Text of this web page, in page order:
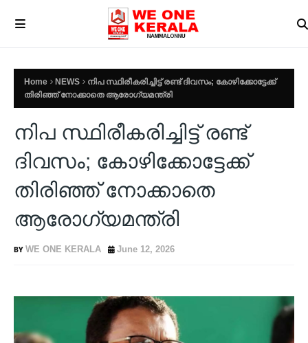
Home NEWS
നിപ സ്ഥിരീകരിച്ചിട്ട് രണ്ട് ദിവസം; കോഴിക്കോട്ടേക്ക്
തിരിഞ്ഞ് നോക്കാതെ ആരോഗ്യമന്ത്രി
നിപ സ്ഥിരീകരിച്ചിട്ട് രണ്ട്
ദിവസം; കോഴിക്കോട്ടേക്ക്
തിരിഞ്ഞ് നോക്കാതെ
ആരോഗ്യമന്ത്രി
WE ONE KERALA June 12, 2026